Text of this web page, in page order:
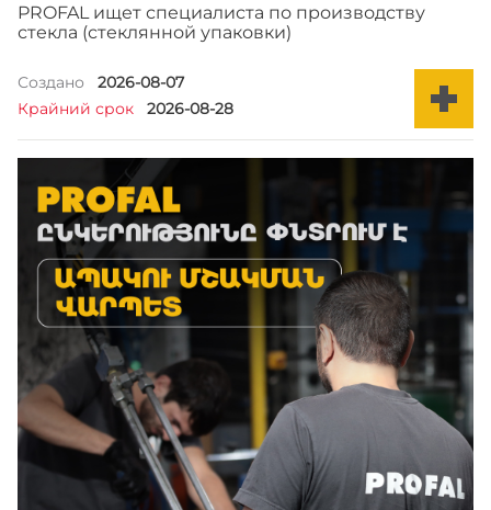
PROFAL ищет специалиста по производству
стекла (стеклянной упаковки)
Создано
2026-08-07
Крайний срок
2026-08-28
Место работы: Аджапняк
Опыт работы
Обязанности :
Сборка стеклянных конструкций по
предоставленным чертежам.
Извлечение размеров стекла из формы заказа и
обработка стекла соответственно.
Выполнение профессиональных задач.